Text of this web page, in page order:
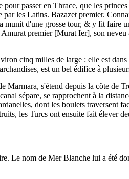
passer en Thrace, que les
les Latins. Bazazet premier.
d'une grosse tour, & y fit faire
premier [Murat Ier], son
cinq milles de large : elle est
est un bel édifice à
s'étend depuis la côte de
sépare, se rapprochent à la
dont les boulets traversent
les Turcs ont ensuite fait élever
Le nom de Mer Blanche lui a été